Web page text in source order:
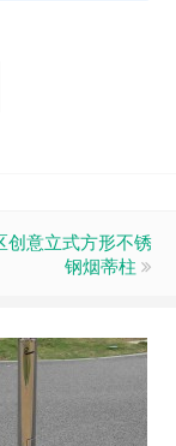
创意立式方形不锈
钢烟蒂柱